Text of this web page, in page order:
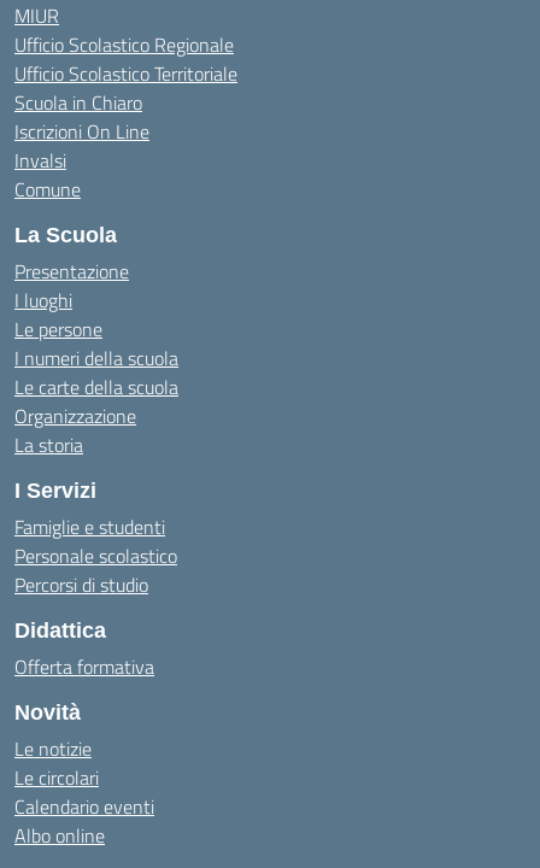
MIUR
Ufficio Scolastico Regionale
Ufficio Scolastico Territoriale
Scuola in Chiaro
Iscrizioni On Line
Invalsi
Comune
La Scuola
Presentazione
I luoghi
Le persone
I numeri della scuola
Le carte della scuola
Organizzazione
La storia
I Servizi
Famiglie e studenti
Personale scolastico
Percorsi di studio
Didattica
Offerta formativa
Novità
Le notizie
Le circolari
Calendario eventi
Albo online